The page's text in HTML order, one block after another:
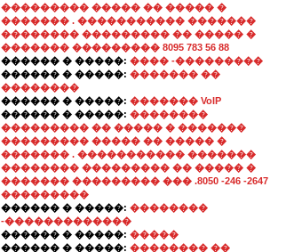
��������� ����� �� ����� �
������� . ����������� �������
�������� ��������� �� ����� �
������� ��������� 8095 783 56 88
������ � �����: ���� -���������
������ � �����: ������� ��
��������
������ � �����: ������� VoIP
������ � �����: ��������
��������� �� ����� � �������
��������� ����� �� ����� �
������� . ����������� �������
�������� ��������� �� ����� �
������� ��������� ��� .8050 -246 -2647
���������
������ � �����: ��������
-�������������
������ � �����: �����
������ � �����: �������� ��